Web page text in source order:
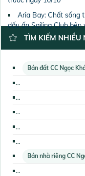
Aria Bay: Chất sống
dấu ấn Sailing Club bên
TÌM KIẾM NHIỀU
Bán đất CC Ngọc
Bán nhà riêng CC